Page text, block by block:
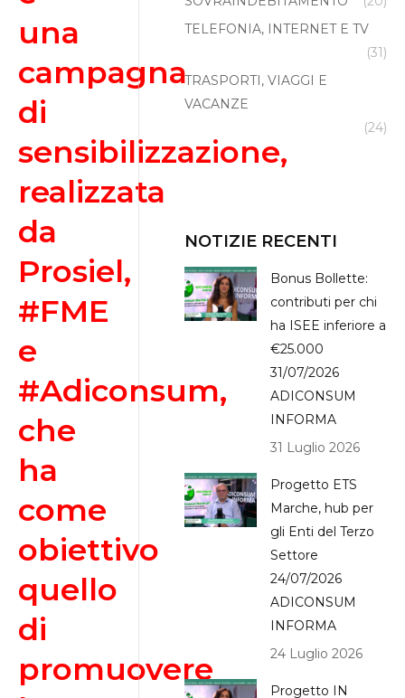
una
campagna
di
sensibilizzazione,
realizzata
da
Prosiel,
#FME
e
#Adiconsum,
che
ha
come
obiettivo
quello
di
promuovere
TELEFONIA, INTERNET E TV
(31)
TRASPORTI, VIAGGI E
VACANZE
(24)
NOTIZIE RECENTI
Bonus Bollette:
contributi per chi
ha ISEE inferiore a
€25.000
31/07/2026
ADICONSUM
INFORMA
31 Luglio 2026
Progetto ETS
Marche, hub per
gli Enti del Terzo
Settore
24/07/2026
ADICONSUM
INFORMA
24 Luglio 2026
Progetto IN